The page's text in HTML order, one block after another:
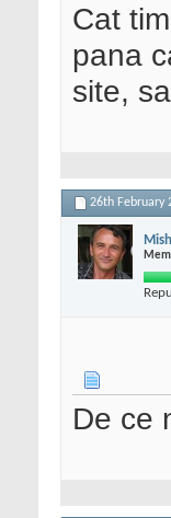
Cat
pana
site,
26th February
De ce